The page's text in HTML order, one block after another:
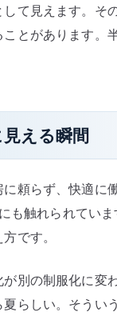
て見えます。
とがあります
える瞬間
頼らず、快適
も触れられてい
です。
別の制服化に
らしい。そう